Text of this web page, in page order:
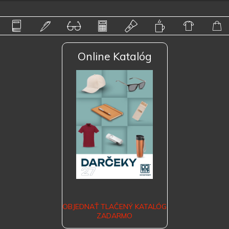
Online Katalóg
OBJEDNAŤ TLAČENÝ KATALÓG
ZADARMO